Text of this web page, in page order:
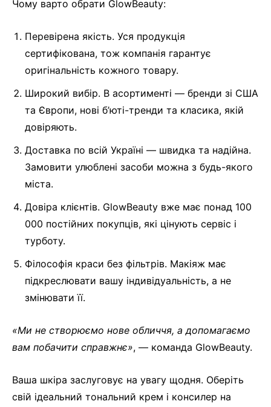
Чому варто обрати GlowBeauty:
Перевірена якість. Уся продукція
сертифікована, тож компанія гарантує
оригінальність кожного товару.
Широкий вибір. В асортименті — бренди зі США
та Європи, нові б’юті-тренди та класика, якій
довіряють.
Доставка по всій Україні — швидка та надійна.
Замовити улюблені засоби можна з будь-якого
міста.
Довіра клієнтів. GlowBeauty вже має понад 100
000 постійних покупців, які цінують сервіс і
турботу.
Філософія краси без фільтрів. Макіяж має
підкреслювати вашу індивідуальність, а не
змінювати її.
«Ми не створюємо нове обличчя, а допомагаємо
вам побачити справжнє», — команда GlowBeauty.
Ваша шкіра заслуговує на увагу щодня. Оберіть
свій ідеальний тональний крем і консилер на